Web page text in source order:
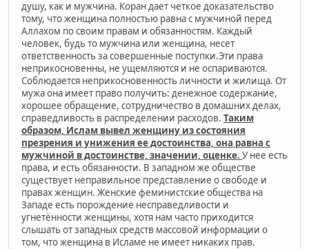
душу, как и мужчина. Коран дает четкое доказательство
тому, что женщина полностью равна с мужчиной перед
Аллахом по своим правам и обязанностям. Каждый
человек, будь то мужчина или женщина, несет
ответственность за совершенные поступки.Эти права
неприкосновенны, не ущемляются и не оспариваются.
Соблюдается неприкосновенность личности и жилища. От
мужа она имеет право получить: денежное содержание,
хорошее обращение, сотрудничество в домашних делах,
справедливость в распределении расходов. Таким
образом, Ислам вывел женщину из состояния
презрения и унижения ее достоинства, она равна с
мужчиной в достоинстве, значении, оценке. У нее есть
права, и есть обязанности. В западном же обществе
существует неправильное представление о свободе и
правах женщин. Женские феминистские общества на
Западе есть порождение несправедливости и
угнетённости женщины, хотя нам часто приходится
слышать от западных средств массовой информации о
том, что женщина в Исламе не имеет никаких прав.